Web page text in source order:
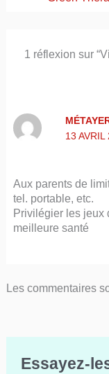
1 réflexion sur
13
Aux parents de
tel. portable, etc.
Privilégier les jeux
meilleure santé
Les commentaires
Essayez-